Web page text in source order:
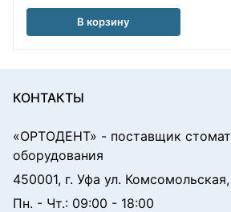
В корзину
КОНТАКТЫ
«ОРТОДЕНТ» - поставщик
оборудования
450001, г. Уфа ул. Комсомольская,
Пн. - Чт.: 09:00 - 18:00